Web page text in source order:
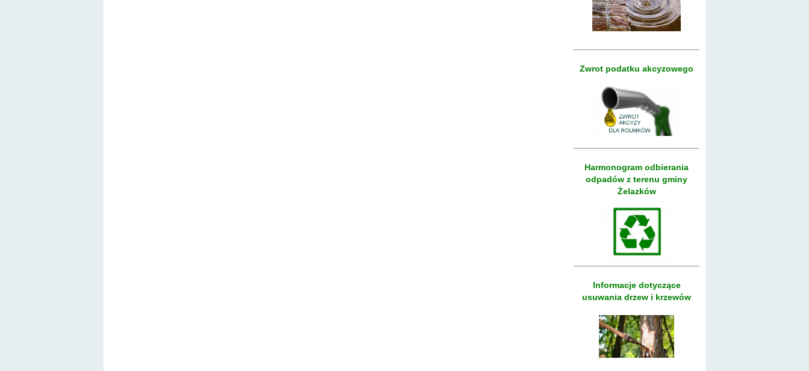
Zwrot podatku akcyzowego
Harmonogram odbierania
odpadów z terenu gminy
Żelazków
Informacje dotyczące
usuwania drzew i krzewów